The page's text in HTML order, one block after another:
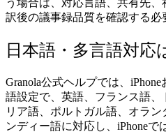
う場合は、対応言語、共有先
訳後の議事録品質を確認する必
日本語・多言語対応
Granola公式ヘルプでは、
語設定で、英語、フランス語
リア語、ポルトガル語、オラ
ンディー語に対応し、iPhoneで